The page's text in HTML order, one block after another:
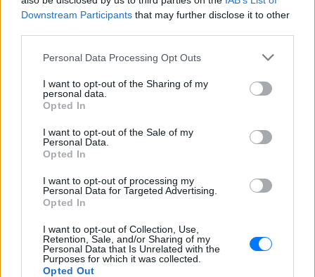
Downstream Participants that may further disclose it to other
Personal Data Processing Opt Outs
I want to opt-out of the Sharing of my
personal data.
Opted In
I want to opt-out of the Sale of my
Personal Data.
Opted In
I want to opt-out of processing my
Personal Data for Targeted Advertising.
Opted In
I want to opt-out of Collection, Use,
Retention, Sale, and/or Sharing of my
Personal Data that Is Unrelated with the
Purposes for which it was collected.
Opted Out
Ακολουθήστε το E-Radio.gr και στο Instagram
ΔΙΑΦΗΜΙΣΗ